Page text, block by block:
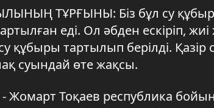
ТҰРҒЫНЫ: Біз бұл су
еді. Ол әбден ескіріп,
құбыры тартылып берілді.
суындай өте жақсы.
Тоқаев республика